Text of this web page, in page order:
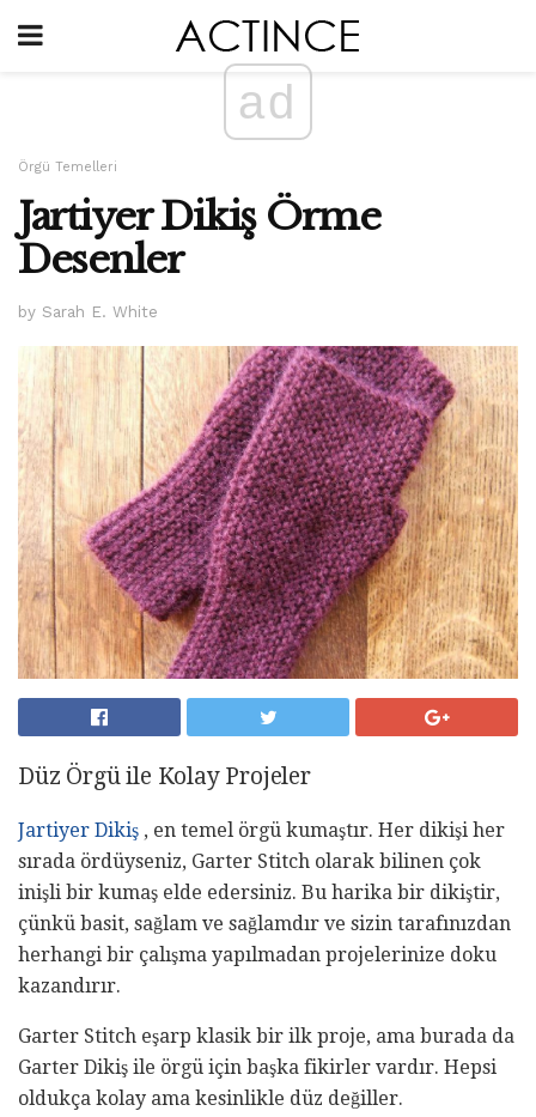
ad
Örgü Temelleri
Jartiyer Dikiş Örme
Desenler
by Sarah E. White
Düz Örgü ile Kolay Projeler
Jartiyer Dikiş , en temel örgü kumaştır. Her dikişi her
sırada ördüyseniz, Garter Stitch olarak bilinen çok
inişli bir kumaş elde edersiniz. Bu harika bir dikiştir,
çünkü basit, sağlam ve sağlamdır ve sizin tarafınızdan
herhangi bir çalışma yapılmadan projelerinize doku
kazandırır.
Garter Stitch eşarp klasik bir ilk proje, ama burada da
Garter Dikiş ile örgü için başka fikirler vardır. Hepsi
oldukça kolay ama kesinlikle düz değiller.